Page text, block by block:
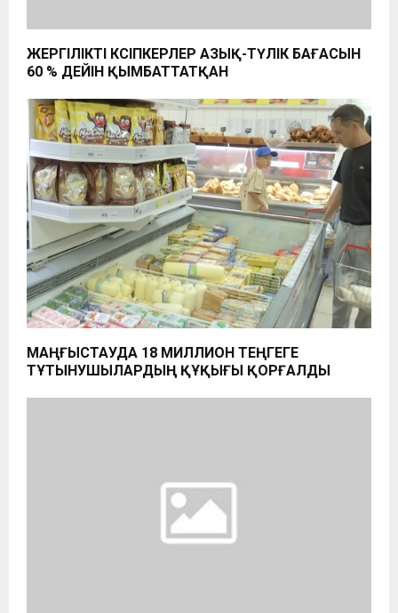
ЖЕРГІЛІКТІ КӘСІПКЕРЛЕР АЗЫҚ-ТҮЛІК БАҒАСЫН
60 % ДЕЙІН ҚЫМБАТТАТҚАН
МАҢҒЫСТАУДА 18 МИЛЛИОН ТЕҢГЕГЕ
ТҰТЫНУШЫЛАРДЫҢ ҚҰҚЫҒЫ ҚОРҒАЛДЫ